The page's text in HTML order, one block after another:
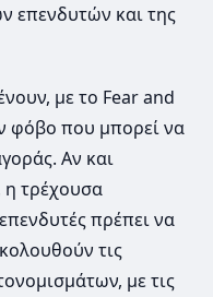
επενδυτών και της
με το Fear and
φόβο που μπορεί να
Αν και
η τρέχουσα
πρέπει να
τις
με τις